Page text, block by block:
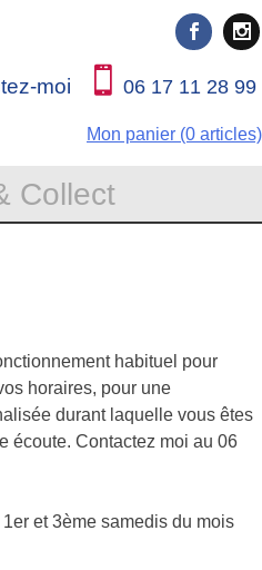
moi 06 17 11 28 99
Mon panier (0 articles)
Collect
habituel pour
horaires, pour une
durant laquelle vous êtes
écoute. Contactez moi au 06
et 3ème samedis du mois